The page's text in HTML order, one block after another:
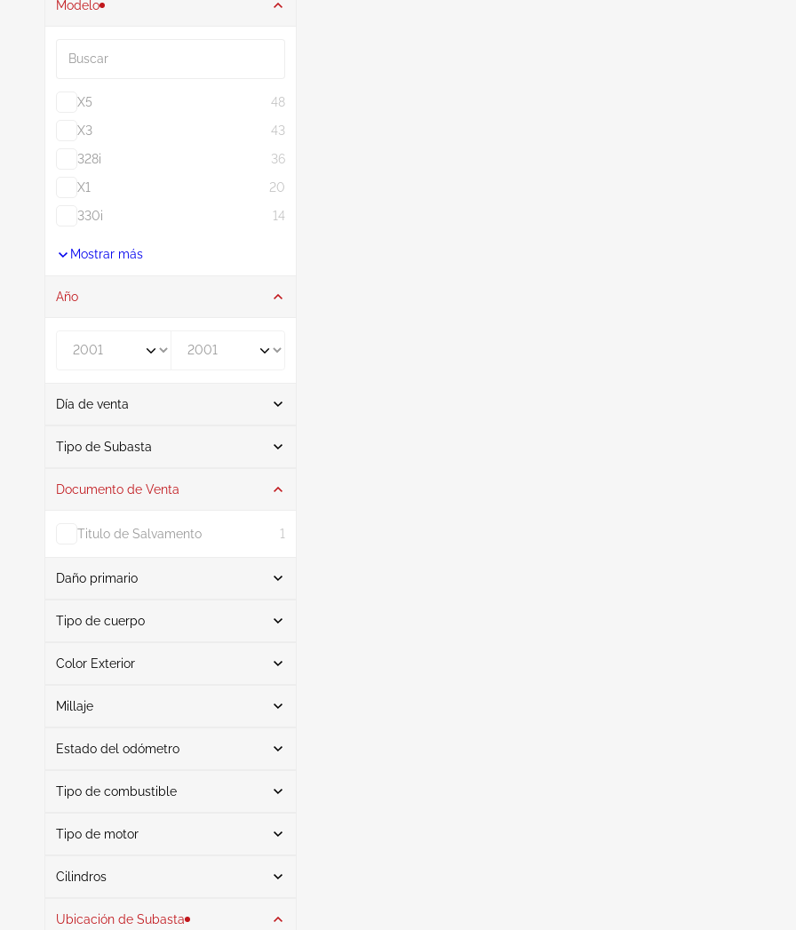
Modelo
X5
48
X3
43
328i
36
X1
20
330i
14
Mostrar más
Año
Día de venta
De
Tipo de Subasta
Subasta 1
Documento de Venta
Titulo de Salvamento 1
Daño primario
Tipo de cuerpo
Cabrio 1
Color Exterior
Millaje
Estado del odómetro
Real 1
Tipo de combustible
Gasolina 1
Tipo de motor
Cilindros
6 1
Ubicación de Subasta